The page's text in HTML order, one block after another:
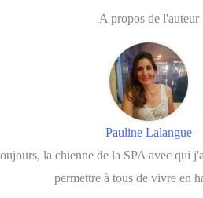
A propos de l'auteur
Pauline Lalangue
la chienne de la SPA avec
permettre à tous de vivre en